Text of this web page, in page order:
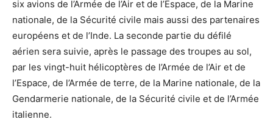
six avions de l’Armée de l’Air et de l’Espace, de la Marine
nationale, de la Sécurité civile mais aussi des partenaires
européens et de l’Inde. La seconde partie du défilé
aérien sera suivie, après le passage des troupes au sol,
par les vingt-huit hélicoptères de l’Armée de l’Air et de
l’Espace, de l’Armée de terre, de la Marine nationale, de la
Gendarmerie nationale, de la Sécurité civile et de l’Armée
italienne.